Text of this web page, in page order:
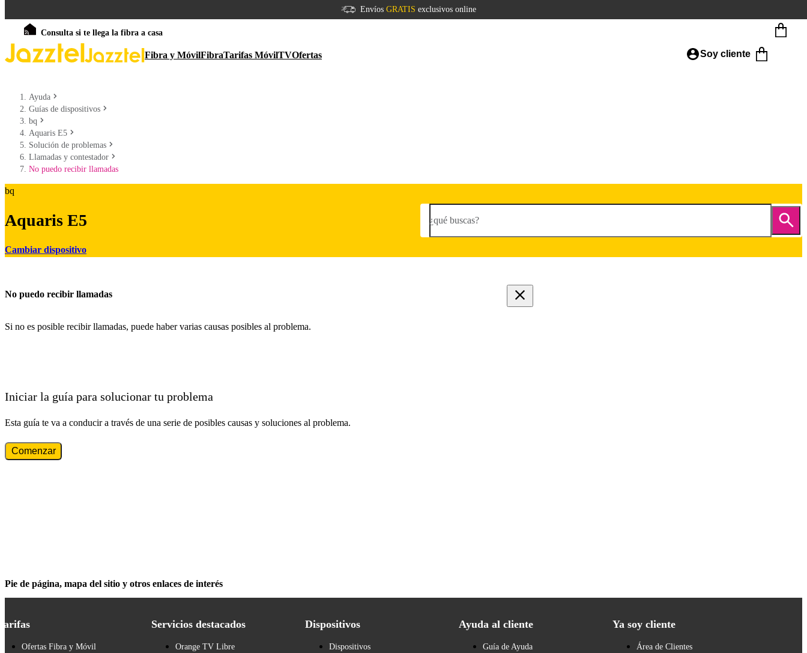
Envíos GRATIS exclusivos online
Consulta si te llega la fibra a casa
Fibra y MóvilFibraTarifas MóvilTVOfertas Soy cliente
Ayuda
Guías de dispositivos
bq
Aquaris E5
Solución de problemas
Llamadas y contestador
No puedo recibir llamadas
bq
Aquaris E5
Cambiar dispositivo
¿qué buscas?
No puedo recibir llamadas
Si no es posible recibir llamadas, puede haber varias causas posibles al problema.
Iniciar la guía para solucionar tu problema
Esta guía te va a conducir a través de una serie de posibles causas y soluciones al problema.
Comenzar
Pie de página, mapa del sitio y otros enlaces de interés
Ofertas Fibra y Móvil
Servicios destacados
Orange TV Libre
Dispositivos
Dispositivos
Ayuda al cliente
Guía de Ayuda
Ya soy cliente
Área de Clientes